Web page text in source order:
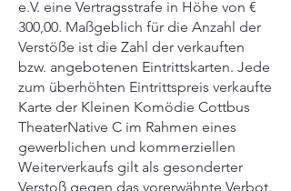
e.V. eine Vertragsstrafe in Höhe von €
300,00. Maßgeblich für die Anzahl der
Verstöße ist die Zahl der verkauften
bzw. angebotenen Eintrittskarten. Jede
zum überhöhten Eintrittspreis verkaufte
Karte der Kleinen Komödie Cottbus
TheaterNative C im Rahmen eines
gewerblichen und kommerziellen
Weiterverkaufs gilt als gesonderter
Verstoß gegen das vorerwähnte Verbot.